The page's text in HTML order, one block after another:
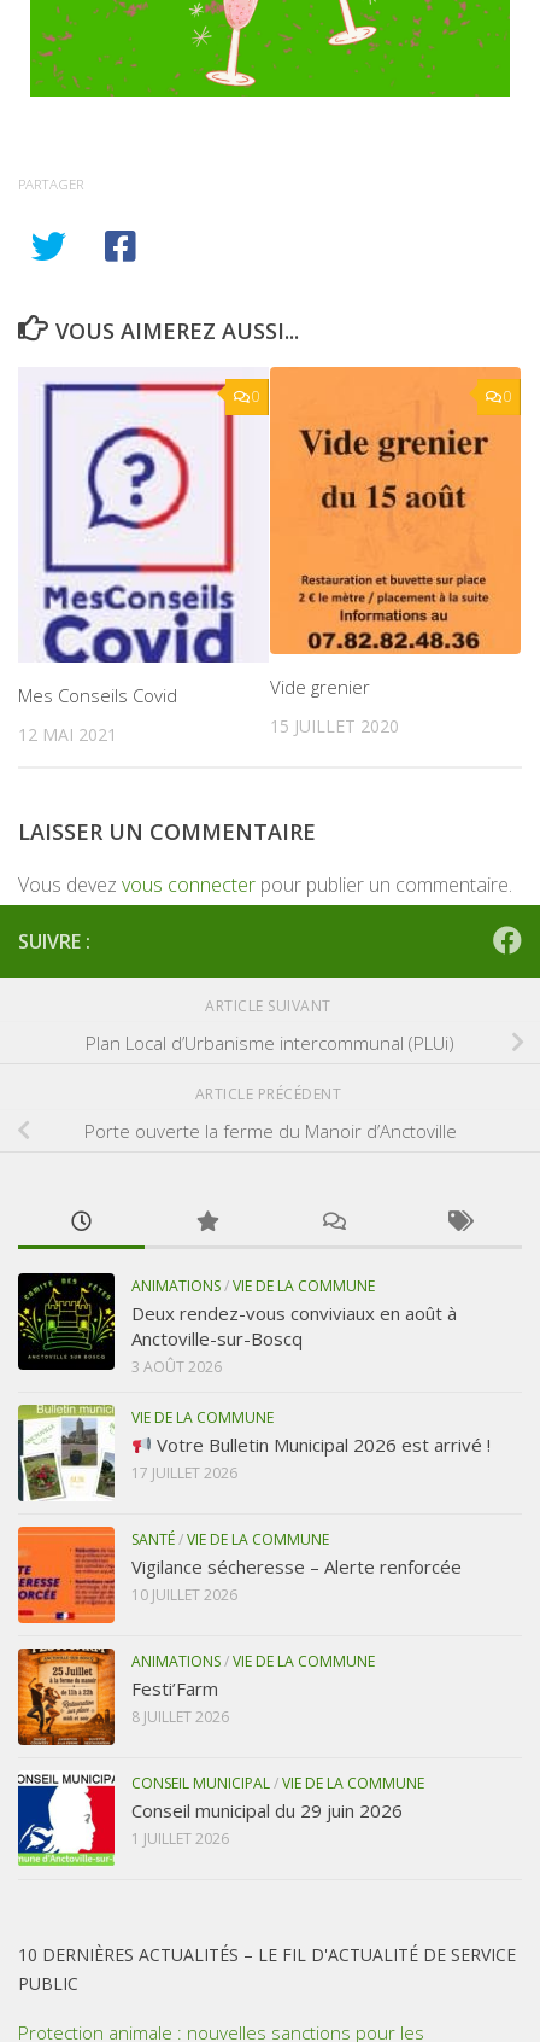
PARTAGER
VOUS AIMEREZ AUSSI...
0
Mes Conseils Covid
12 MAI 2021
0
Vide grenier
15 JUILLET 2020
LAISSER UN COMMENTAIRE
Vous devez vous connecter pour publier un commentaire.
SUIVRE :
ARTICLE SUIVANT
Plan Local d’Urbanisme intercommunal (PLUi)
ARTICLE PRÉCÉDENT
Porte ouverte la ferme du Manoir d’Anctoville
ANIMATIONS/VIE DE LA COMMUNE
Deux rendez-vous conviviaux en août à
Anctoville-sur-Boscq
3 AOÛT 2026
VIE DE LA COMMUNE
Votre Bulletin Municipal 2026 est arrivé !
17 JUILLET 2026
SANTÉ/VIE DE LA COMMUNE
Vigilance sécheresse – Alerte renforcée
10 JUILLET 2026
ANIMATIONS/VIE DE LA COMMUNE
Festi’Farm
8 JUILLET 2026
CONSEIL MUNICIPAL/VIE DE LA COMMUNE
Conseil municipal du 29 juin 2026
1 JUILLET 2026
10 DERNIÈRES ACTUALITÉS – LE FIL D'ACTUALITÉ DE SERVICE
PUBLIC
Protection animale : nouvelles sanctions pour les